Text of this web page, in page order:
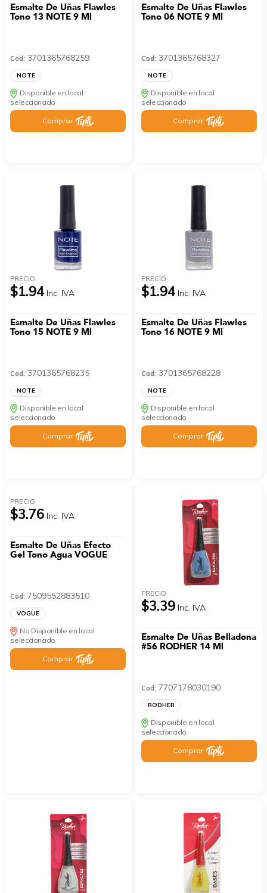
Esmalte De Uñas Flawles
Tono 13 NOTE 9 Ml
Cod: 3701365768259
NOTE
Disponible en local
seleccionado
Comprar
Esmalte De Uñas Flawles
Tono 06 NOTE 9 Ml
Cod: 3701365768327
NOTE
Disponible en local
seleccionado
Comprar
PRECIO
$1.94 Inc. IVA
Esmalte De Uñas Flawles
Tono 15 NOTE 9 Ml
Cod: 3701365768235
NOTE
Disponible en local
seleccionado
Comprar
PRECIO
$1.94 Inc. IVA
Esmalte De Uñas Flawles
Tono 16 NOTE 9 Ml
Cod: 3701365768228
NOTE
Disponible en local
seleccionado
Comprar
PRECIO
$3.76 Inc. IVA
Esmalte De Uñas Efecto
Gel Tono Agua VOGUE
Cod: 7509552883510
VOGUE
No Disponible en local
seleccionado
Comprar
PRECIO
$3.39 Inc. IVA
Esmalte De Uñas Belladona
#56 RODHER 14 Ml
Cod: 7707178030190
RODHER
Disponible en local
seleccionado
Comprar